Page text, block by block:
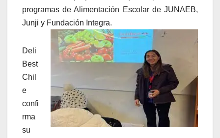
programas de Alimentación Escolar de JUNAEB,
Junji y Fundación Integra.
Deli
Best
Chil
e
confi
rma
su